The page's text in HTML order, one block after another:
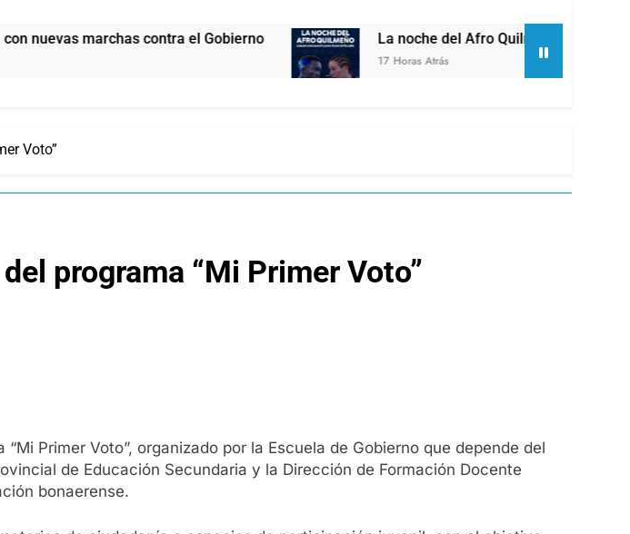
marchas contra el Gobierno La noche del Afro Quilmeño: boxeo de primer
17 Horas Atrás
Voto”
programa “Mi Primer Voto”
Primer Voto”, organizado por la Escuela de Gobierno que depende del
de Educación Secundaria y la Dirección de Formación Docente
bonaerense.